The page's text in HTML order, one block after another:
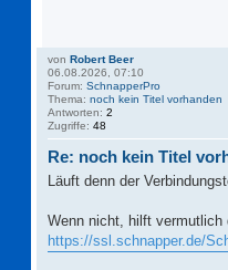
von Robert Beer
06.08.2026, 07:10
Forum: SchnapperPro
Thema: noch kein Titel vorhanden
Antworten: 2
Zugriffe: 48
Re: noch kein Titel
Läuft denn der
Wenn nicht, hilft
https://ssl.schnapper.de/